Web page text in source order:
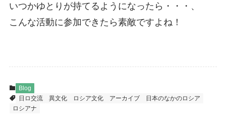
いつかゆとりが持てるようになったら・・・、
こんな活動に参加できたら素敵ですよね！
Blog
日ロ交流
異文化 ロシア文化 アーカイブ
日本のなかのロシア
ロシアナ